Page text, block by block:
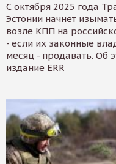
С октября 2025 года
Эстонии начнет
возле КПП на
- если их законные
месяц - продавать. Об
издание ERR